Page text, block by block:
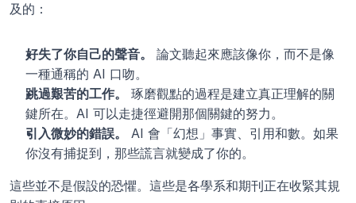
及的：
好失了你自己的聲音。
論文聽起來應該像你，而不是像
一種通稱的 AI 口吻。
跳過艱苦的工作。
琢磨觀點的過程是建立真正理解的關
鍵所在。AI 可以走捷徑避開那個關鍵的努力。
引入微妙的錯誤。
AI 會「幻想」事實、引用和數。如果
你沒有捕捉到，那些謊言就變成了你的。
這些並不是假設的恐懼。這些是各學系和期刊正在收緊其規